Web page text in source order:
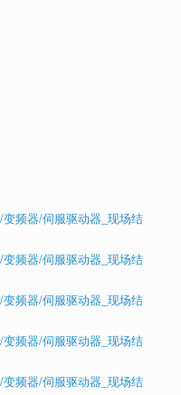
频器/伺服驱动器_现场结
频器/伺服驱动器_现场结
频器/伺服驱动器_现场结
频器/伺服驱动器_现场结
频器/伺服驱动器_现场结